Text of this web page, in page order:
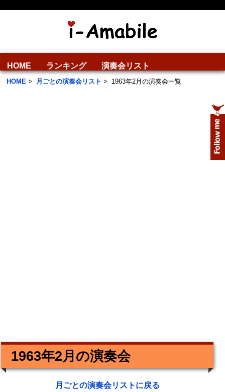
HOME ランキング 演奏会リスト
HOME > 月ごとの演奏会リスト > 1963年2月の演奏会一覧
1963年2月の演奏会
月ごとの演奏会リストに戻る